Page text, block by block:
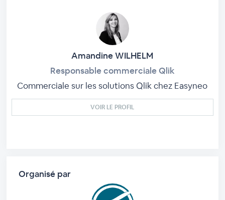
Amandine WILHELM
Responsable commerciale Qlik
Commerciale sur les solutions Qlik chez Easyneo
VOIR LE PROFIL
Organisé par